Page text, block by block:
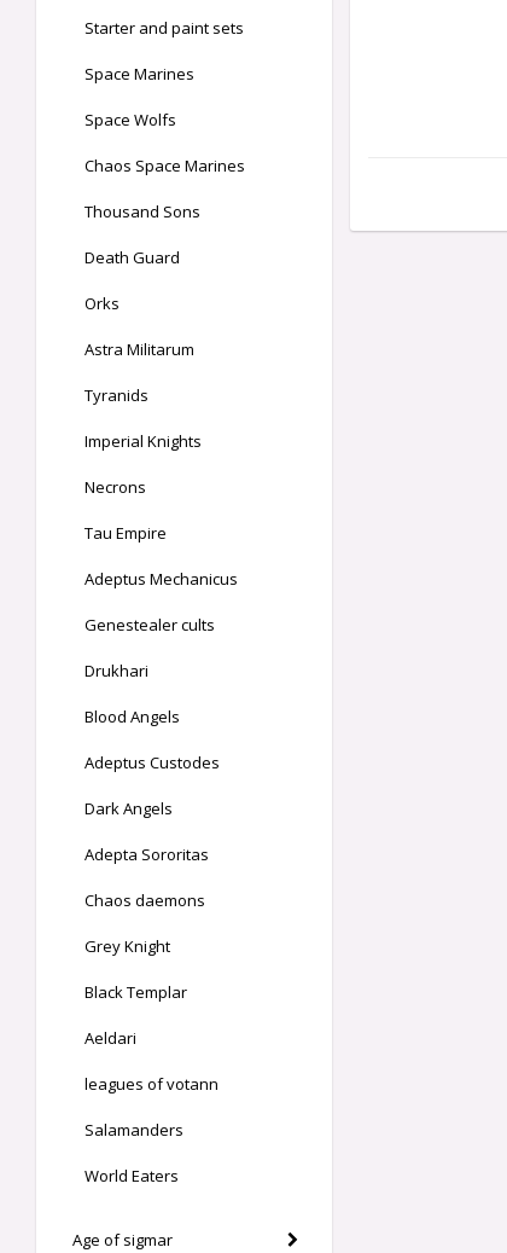
Starter and paint sets
Space Marines
Space Wolfs
Chaos Space Marines
Thousand Sons
Death Guard
Orks
Astra Militarum
Tyranids
Imperial Knights
Necrons
Tau Empire
Adeptus Mechanicus
Genestealer cults
Drukhari
Blood Angels
Adeptus Custodes
Dark Angels
Adepta Sororitas
Chaos daemons
Grey Knight
Black Templar
Aeldari
leagues of votann
Salamanders
World Eaters
Age of sigmar